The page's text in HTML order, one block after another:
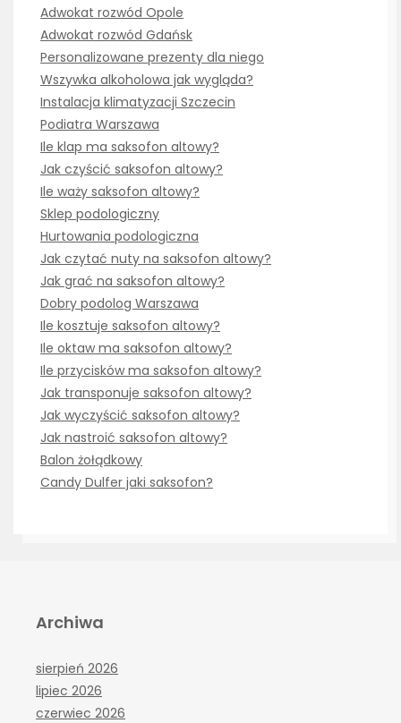
Adwokat rozwód Opole
Adwokat rozwód Gdańsk
Personalizowane prezenty dla niego
Wszywka alkoholowa jak wygląda?
Instalacja klimatyzacji Szczecin
Podiatra Warszawa
Ile klap ma saksofon altowy?
Jak czyścić saksofon altowy?
Ile waży saksofon altowy?
Sklep podologiczny
Hurtowania podologiczna
Jak czytać nuty na saksofon altowy?
Jak grać na saksofon altowy?
Dobry podolog Warszawa
Ile kosztuje saksofon altowy?
Ile oktaw ma saksofon altowy?
Ile przycisków ma saksofon altowy?
Jak transponuje saksofon altowy?
Jak wyczyścić saksofon altowy?
Jak nastroić saksofon altowy?
Balon żołądkowy
Candy Dulfer jaki saksofon?
Archiwa
sierpień 2026
lipiec 2026
czerwiec 2026